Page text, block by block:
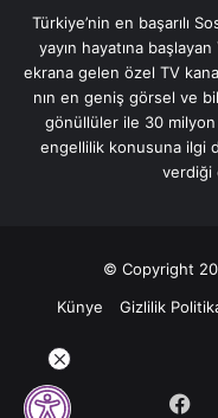
Türkiye’nin en başarılı
yayın hayatına
ekrana gelen özel TV
nın en geniş görsel ve
gönüllüler ile 30
engellilik konusuna ilgi
verdiği
© Copyright
Künye
Gizlilik